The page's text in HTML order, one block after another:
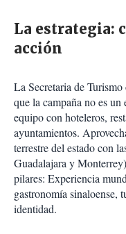
La estrategia:
acción
La Secretaria de
que la campaña no es
equipo con hoteleros,
ayuntamientos.
terrestre del estado con
Guadalajara y
pilares: Experiencia
gastronomía sinaloense,
identidad.